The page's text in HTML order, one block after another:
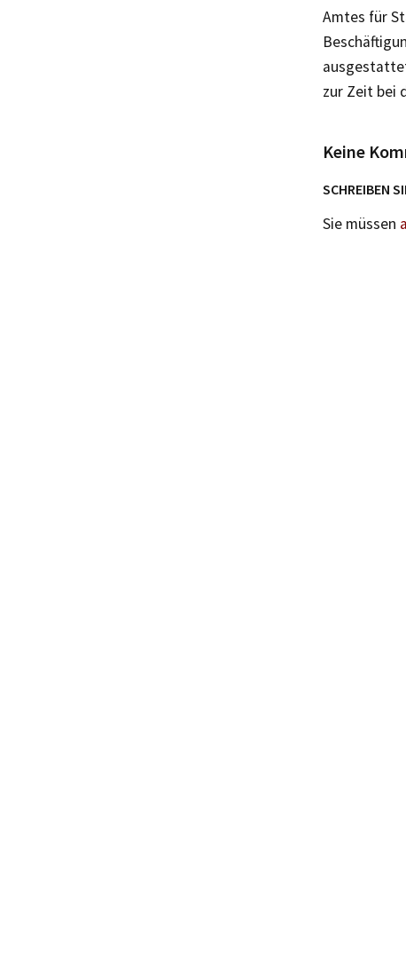
Amtes für
zur Zeit bei
Keine
SCHREIBEN
Sie müssen